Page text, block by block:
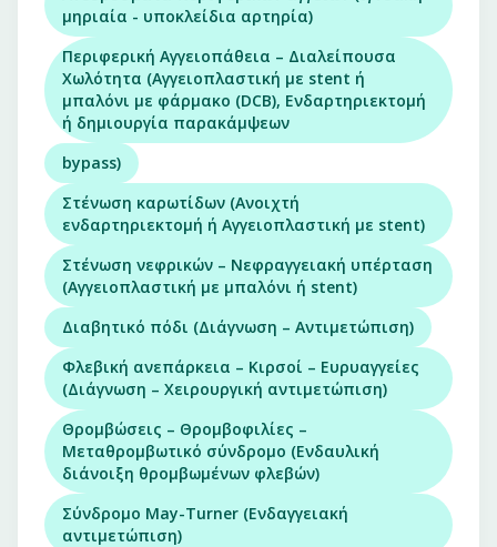
μηριαία - υποκλείδια αρτηρία)
Περιφερική Αγγειοπάθεια – Διαλείπουσα
Χωλότητα (Αγγειοπλαστική με stent ή
μπαλόνι με φάρμακο (DCB), Ενδαρτηριεκτομή
ή δημιουργία παρακάμψεων
bypass)
Στένωση καρωτίδων (Ανοιχτή
ενδαρτηριεκτομή ή Aγγειοπλαστική με stent)
Στένωση νεφρικών – Νεφραγγειακή υπέρταση
(Αγγειοπλαστική με μπαλόνι ή stent)
Διαβητικό πόδι (Διάγνωση – Αντιμετώπιση)
Φλεβική ανεπάρκεια – Κιρσοί – Ευρυαγγείες
(Διάγνωση – Χειρουργική αντιμετώπιση)
Θρομβώσεις – Θρομβοφιλίες –
Μεταθρομβωτικό σύνδρομο (Ενδαυλική
διάνοιξη θρομβωμένων φλεβών)
Σύνδρομο May-Turner (Ενδαγγειακή
αντιμετώπιση)